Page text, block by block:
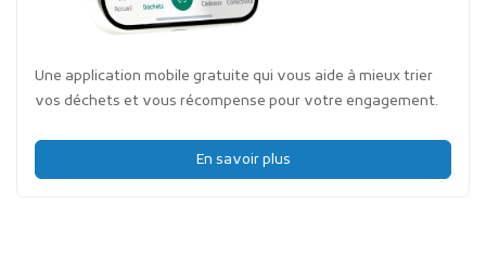
Une application mobile gratuite qui vous aide à mieux trier
vos déchets et vous récompense pour votre engagement.
En savoir plus